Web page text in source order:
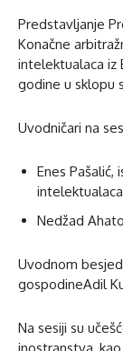
Predstavljanje
Konačne
intelektualaca iz
godine u sklopu
Uvodničari na
Enes Pašalić,
intelektualaca
Nedžad
Uvodnom
gospodineAdil
Na sesiji su